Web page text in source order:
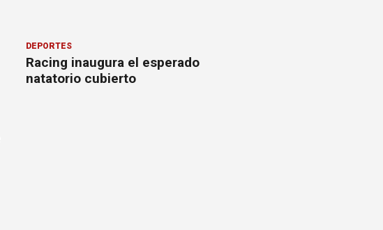
DEPORTES
Racing inaugura el esperado
natatorio cubierto